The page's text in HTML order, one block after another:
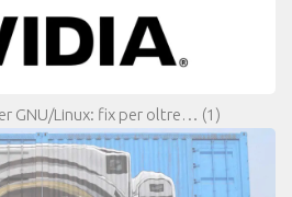
GNU/Linux: fix per oltre… (1)